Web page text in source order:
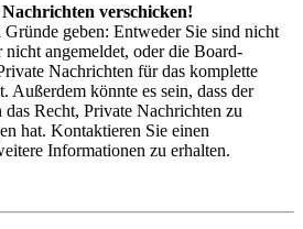
verschicken!
geben: Entweder Sie sind nicht
nicht angemeldet, oder die Board-
Nachrichten für das komplette
Außerdem könnte es sein, dass der
Recht, Private Nachrichten zu
hat. Kontaktieren Sie einen
Informationen zu erhalten.